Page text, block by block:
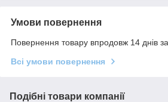
Умови повернення
Повернення товару впродовж 14 днів
Всі умови повернення
Подібні товари компанії